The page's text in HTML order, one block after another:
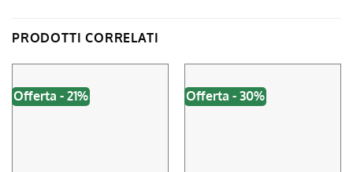
PRODOTTI CORRELATI
Offerta - 21% Offerta - 30%